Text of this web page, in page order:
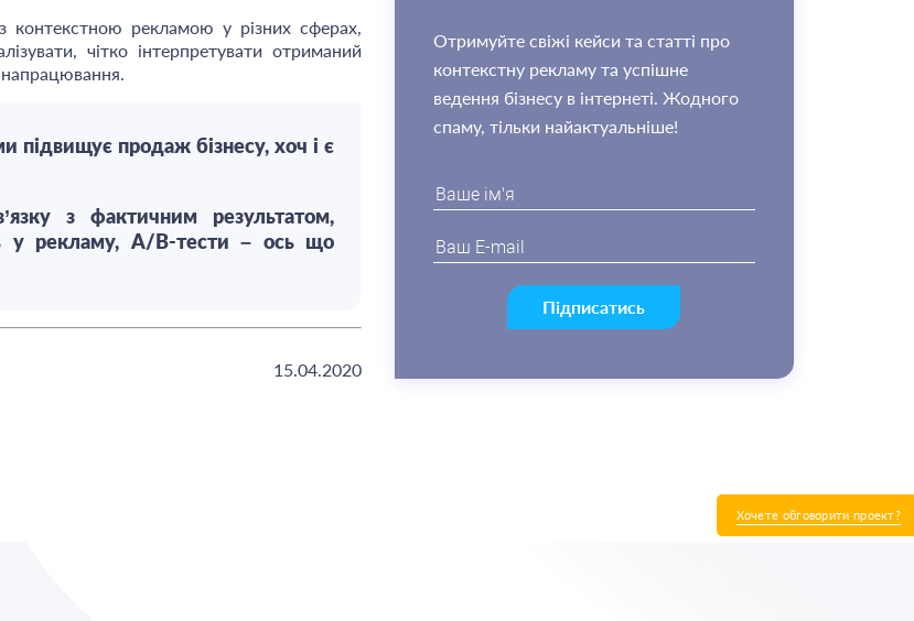
Хочете обговорити проект?
контекстною рекламою у різних сферах,
чітко інтерпретувати отриманий
напрацювання.
підвищує продаж бізнесу, хоч і є
з фактичним результатом,
у рекламу, А/В-тести – ось що
15.04.2020
Отримуйте свіжі кейси та статті про
контекстну рекламу та успішне
ведення бізнесу в інтернеті. Жодного
спаму, тільки найактуальніше!
Підписатись